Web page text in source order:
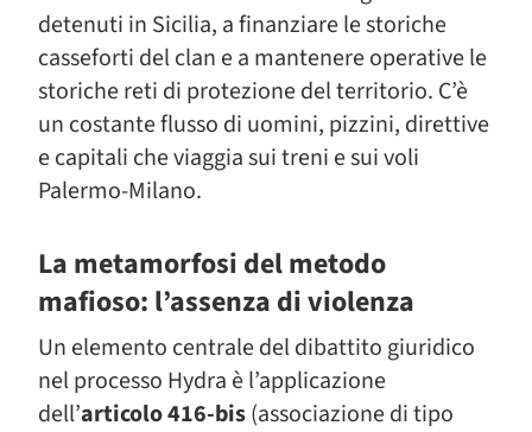
detenuti in Sicilia, a finanziare le storiche
casseforti del clan e a mantenere operative le
storiche reti di protezione del territorio. C’è
un costante flusso di uomini, pizzini, direttive
e capitali che viaggia sui treni e sui voli
Palermo-Milano.
La metamorfosi del metodo
mafioso: l’assenza di violenza
Un elemento centrale del dibattito giuridico
nel processo Hydra è l’applicazione
dell’articolo 416-bis(associazione di tipo